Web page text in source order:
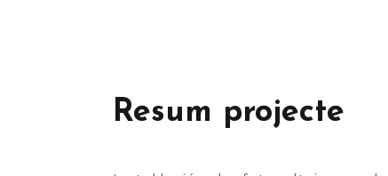
Resum projecte